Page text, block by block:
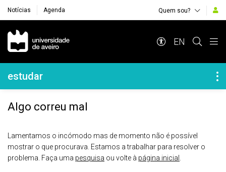
Notícias Agenda Quem sou?
Navegação Principal
EN
Navegação Lateral
estudar
Algo correu mal
Lamentamos o incómodo mas de momento não é possível
mostrar o que procurava. Estamos a trabalhar para resolver o
problema. Faça uma pesquisa ou volte à página inicial